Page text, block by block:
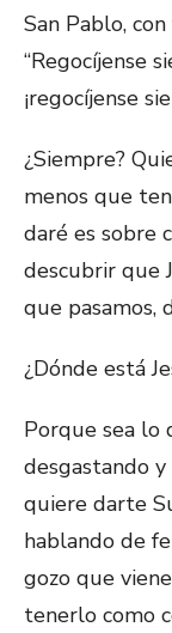
San Pablo,
“Regocíjense
¡regocíjense
¿Siempre?
menos que
daré es sobre
descubrir que
que pasamos,
¿Dónde está
Porque sea lo
desgastando
quiere darte
hablando de
gozo que
tenerlo como